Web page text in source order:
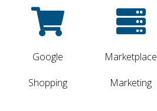
Google
Shopping
Marketplace
Marketing